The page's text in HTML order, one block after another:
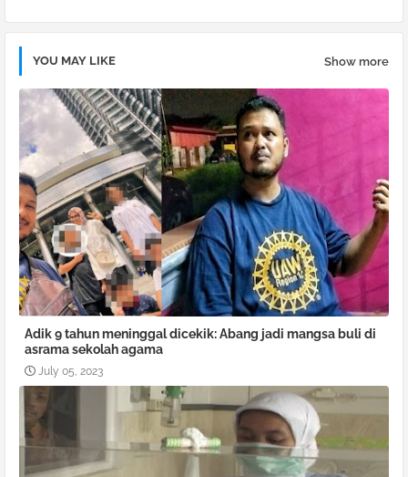
YOU MAY LIKE Show more
Adik 9 tahun meninggal dicekik: Abang jadi mangsa buli di
asrama sekolah agama
July 05, 2023